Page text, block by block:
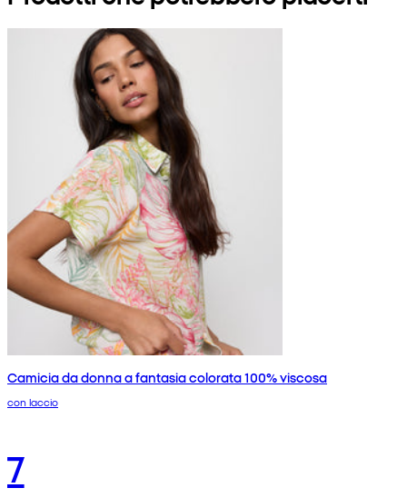
Camicia da donna a fantasia colorata 100% viscosa
con laccio
7